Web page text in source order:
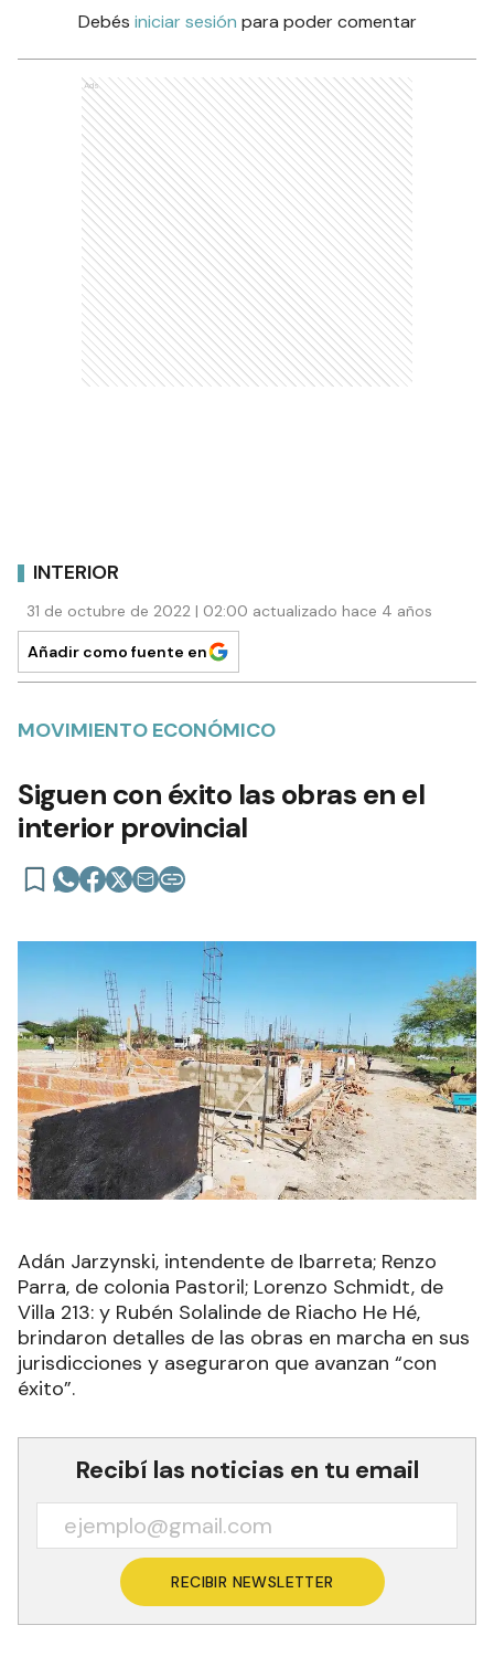
Debés iniciar sesión para poder comentar
Ads
INTERIOR
31 de octubre de 2022 | 02:00 actualizado hace 4 años
Añadir como fuente en
MOVIMIENTO ECONÓMICO
Siguen con éxito las obras en el
interior provincial
Adán Jarzynski, intendente de Ibarreta; Renzo
Parra, de colonia Pastoril; Lorenzo Schmidt, de
Villa 213: y Rubén Solalinde de Riacho He Hé,
brindaron detalles de las obras en marcha en sus
jurisdicciones y aseguraron que avanzan “con
éxito”.
Recibí las noticias en tu email
RECIBIR NEWSLETTER